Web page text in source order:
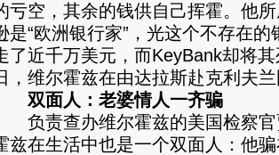
亏空，其余的钱供自己挥霍。他
是“欧洲银行家”，光这个不存在
了近千万美元，而KeyBank却将
，维尔霍兹在由达拉斯赴克利夫
双面人：老婆情人一齐骗
负责查办维尔霍兹的美国检察官
兹在生活中也是一个双面人：他